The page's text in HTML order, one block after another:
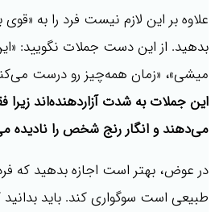
علاوه بر این لازم نیست فرد را به
بدهید. از این دست جملات نگویید:
میشی»، «زمان همه‌چیز رو درست
این جملات به شدت آزاردهنده‌اند
می‌دهند و انگار رنج شخص را نادیده
در عوض، بهتر است اجازه بدهید که
طبیعی است سوگواری کند. باید